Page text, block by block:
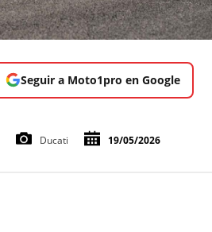
Seguir a Moto1pro en Google
Ducati 19/05/2026